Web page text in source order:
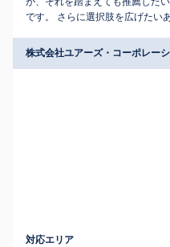
です。 さらに選択肢を広げたい
株式会社ユアーズ・コーポレー
対応エリア